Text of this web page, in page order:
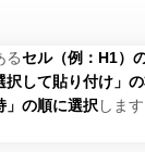
るセル（例：H1）
して貼り付け」の
」の順に選択 します